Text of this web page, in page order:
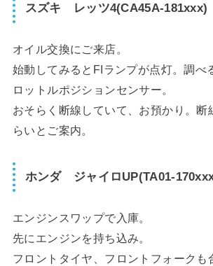
スズキ レッツ4(CA45A-181xxx)
オイル交換にご来店。
始動してみるとFIランプが点灯。調べ
ロットルポジションセンサー。
おそらく断線していて、お預かり。断
らいとご案内。
ホンダ ジャイロUP(TA01-
エンジンスワップで入庫。
先にエンジンを持ち込み。
フロントタイヤ、フロントフォークも